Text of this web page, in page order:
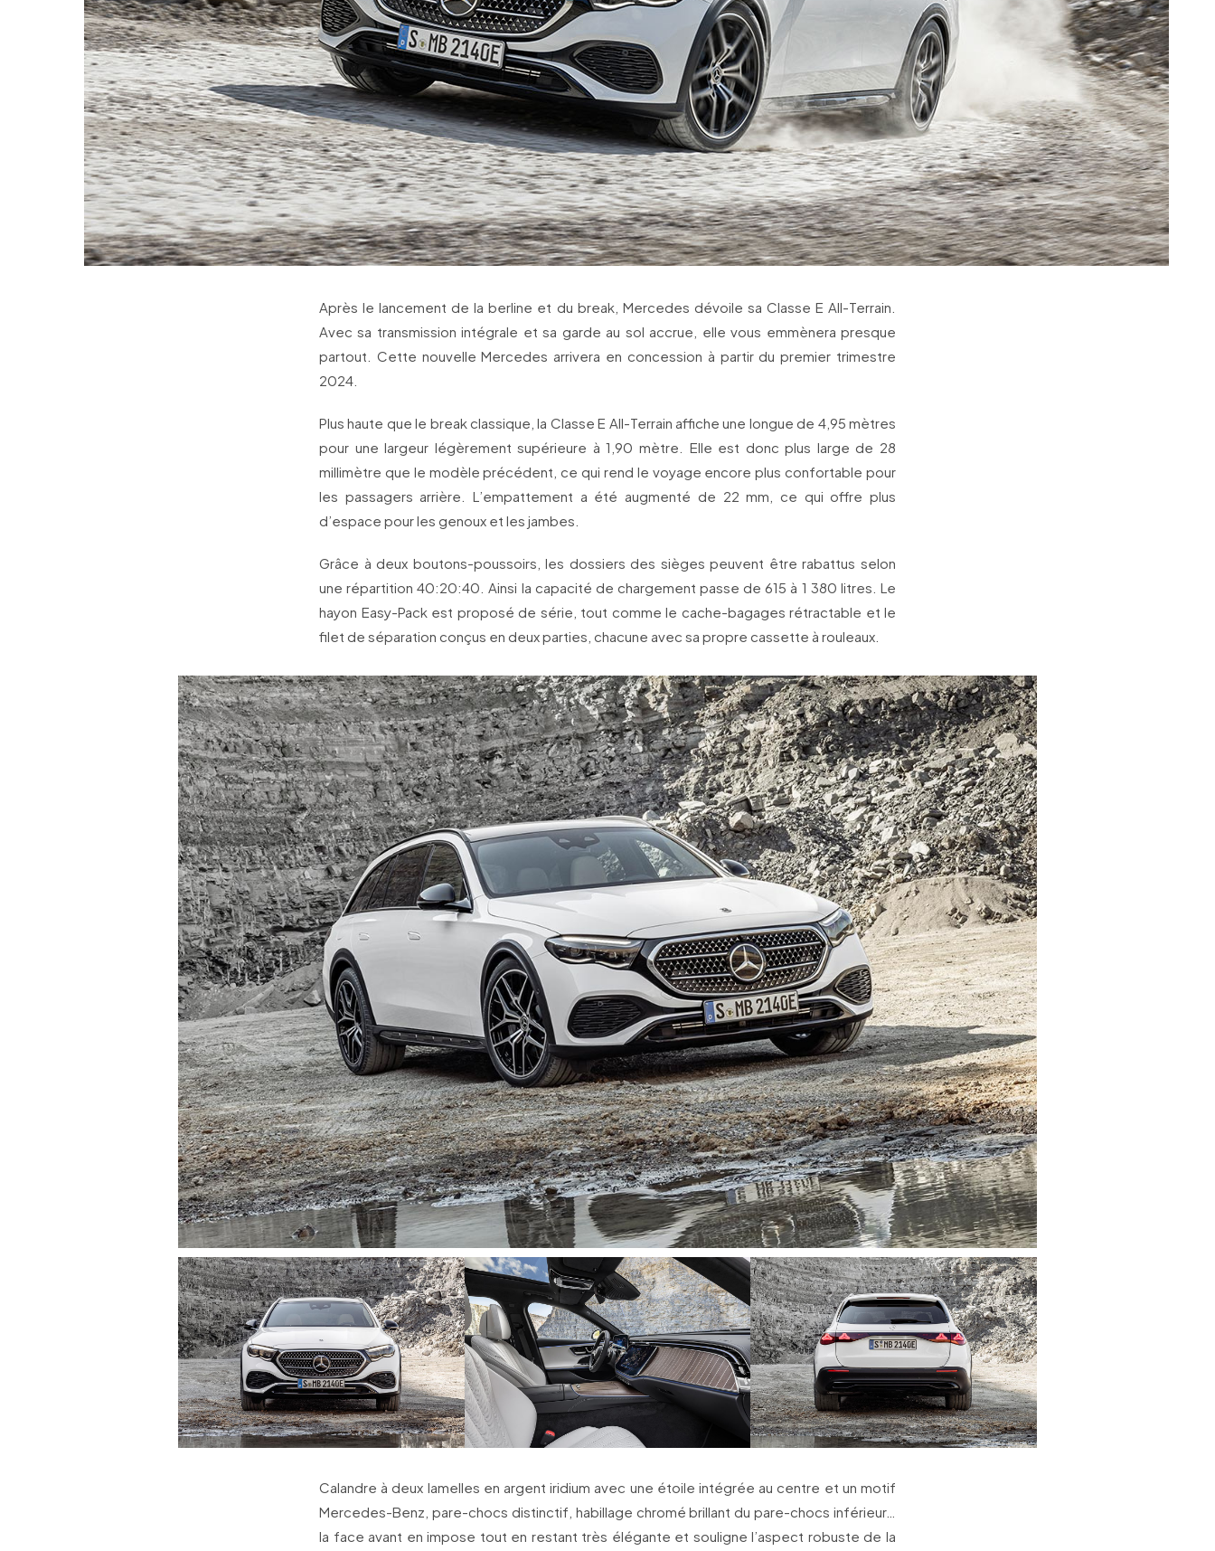
Après le lancement de la berline et du break, Mercedes dévoile sa Classe E All-Terrain.
Avec sa transmission intégrale et sa garde au sol accrue, elle vous emmènera presque
partout. Cette nouvelle Mercedes arrivera en concession à partir du premier trimestre
2024.
Plus haute que le break classique, la Classe E All-Terrain affiche une longue de 4,95 mètres
pour une largeur légèrement supérieure à 1,90 mètre. Elle est donc plus large de 28
millimètre que le modèle précédent, ce qui rend le voyage encore plus confortable pour
les passagers arrière. L’empattement a été augmenté de 22 mm, ce qui offre plus
d’espace pour les genoux et les jambes.
Grâce à deux boutons-poussoirs, les dossiers des sièges peuvent être rabattus selon
une répartition 40:20:40. Ainsi la capacité de chargement passe de 615 à 1 380 litres. Le
hayon Easy-Pack est proposé de série, tout comme le cache-bagages rétractable et le
filet de séparation conçus en deux parties, chacune avec sa propre cassette à rouleaux.
Calandre à deux lamelles en argent iridium avec une étoile intégrée au centre et un motif
Mercedes-Benz, pare-chocs distinctif, habillage chromé brillant du pare-chocs inférieur…
la face avant en impose tout en restant très élégante et souligne l’aspect robuste de la